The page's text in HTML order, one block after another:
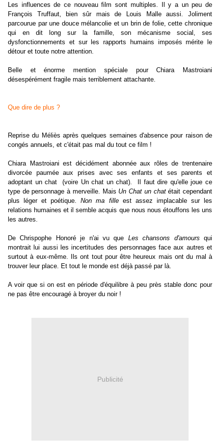
Les influences de ce nouveau film sont multiples. Il y a un peu de
François Truffaut, bien sûr mais de Louis Malle aussi. Joliment
parcourue par une douce mélancolie et un brin de folie, cette chronique
qui en dit long sur la famille, son mécanisme social, ses
dysfonctionnements et sur les rapports humains imposés mérite le
détour et toute notre attention.
Belle et énorme mention spéciale pour Chiara Mastroiani
désespérément fragile mais terriblement attachante.
Que dire de plus ?
Reprise du Méliès après quelques semaines d'absence pour raison de
congés annuels, et c'était pas mal du tout ce film !
Chiara Mastroiani est décidément abonnée aux rôles de trentenaire
divorcée paumée aux prises avec ses enfants et ses parents et
adoptant un chat (voire Un chat un chat). Il faut dire qu'elle joue ce
type de personnage à merveille. Mais Un Chat un chatétait cependant
plus léger et poétique.Non ma filleest assez implacable sur les
relations humaines et il semble acquis que nous nous étouffons les uns
les autres.
De Chrispophe Honoré je n'ai vu que Les chansons d'amours qui
montrait lui aussi les incertitudes des personnages face aux autres et
surtout à eux-même. Ils ont tout pour être heureux mais ont du mal à
trouver leur place. Et tout le monde est déjà passé par là.
A voir que si on est en période d'équilibre à peu près stable donc pour
ne pas être encouragé à broyer du noir !
Publicité